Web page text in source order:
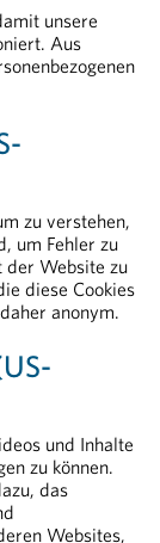
Klinische Forschung als Wachstumsmotor: Neue Daten belegen hohe Wertschöpfung für Österreich
unsere
Aus
zu verstehen,
um Fehler zu
der Website zu
diese Cookies
anonym.
und Inhalte
zu können.
das
Websites,